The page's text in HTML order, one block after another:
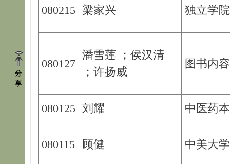
分
享
080215 梁家兴 独立学
080127
潘雪莲 ；侯汉清
；许扬威
图书内
080125 刘耀 中医药
080115 顾健 中美大